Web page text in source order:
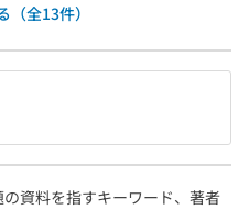
（全13件）
資料を指すキーワード、著者